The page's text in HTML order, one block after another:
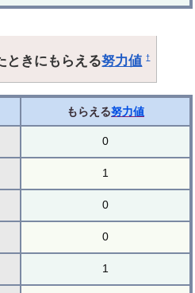
ときにもらえる努力値 †
もらえる努力値
0
1
0
0
1